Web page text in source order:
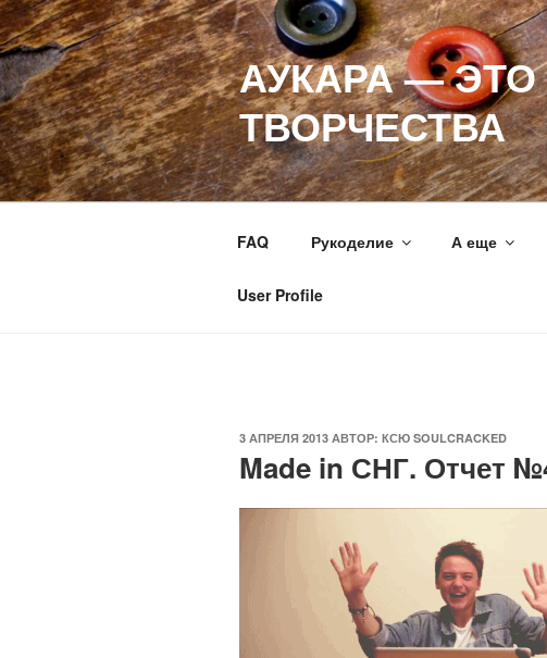
Перейти
к
содержимому
АУКАРА —
ТВОРЧЕСТВА
FAQ Рукоделие А еще
User Profile
ОПУБЛИКОВАНО
3 АПРЕЛЯ 2013 АВТОР: КСЮ SOULCRACKED
Made in СНГ. Отчет